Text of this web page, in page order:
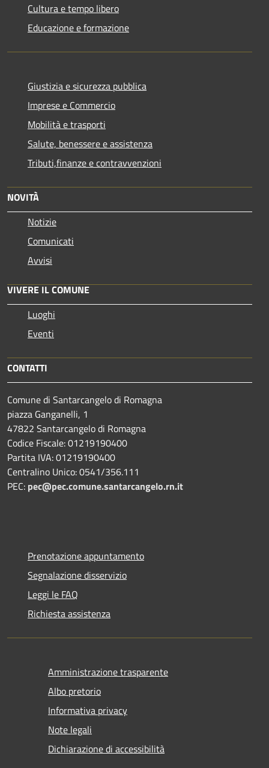
Cultura e tempo libero
Educazione e formazione
Giustizia e sicurezza pubblica
Imprese e Commercio
Mobilità e trasporti
Salute, benessere e assistenza
Tributi,finanze e contravvenzioni
NOVITÀ
Notizie
Comunicati
Avvisi
VIVERE IL COMUNE
Luoghi
Eventi
CONTATTI
Comune di Santarcangelo di Romagna
piazza Ganganelli, 1
47822 Santarcangelo di Romagna
Codice Fiscale: 01219190400
Partita IVA: 01219190400
Centralino Unico: 0541/356.111
PEC: pec@pec.comune.santarcangelo.rn.it
Prenotazione appuntamento
Segnalazione disservizio
Leggi le FAQ
Richiesta assistenza
Amministrazione trasparente
Albo pretorio
Informativa privacy
Note legali
Dichiarazione di accessibilità